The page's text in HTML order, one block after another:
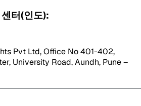
터(인도):
Pvt Ltd, Office No 401-402,
University Road, Aundh, Pune –